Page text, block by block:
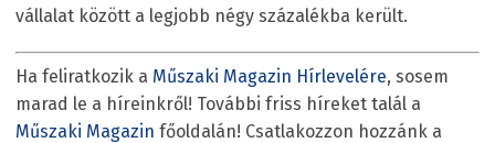
vállalat között a legjobb négy százalékba került.
Ha feliratkozik a Műszaki Magazin Hírlevelére, sosem
marad le a híreinkről! További friss híreket talál a
Műszaki Magazin főoldalán! Csatlakozzon hozzánk a